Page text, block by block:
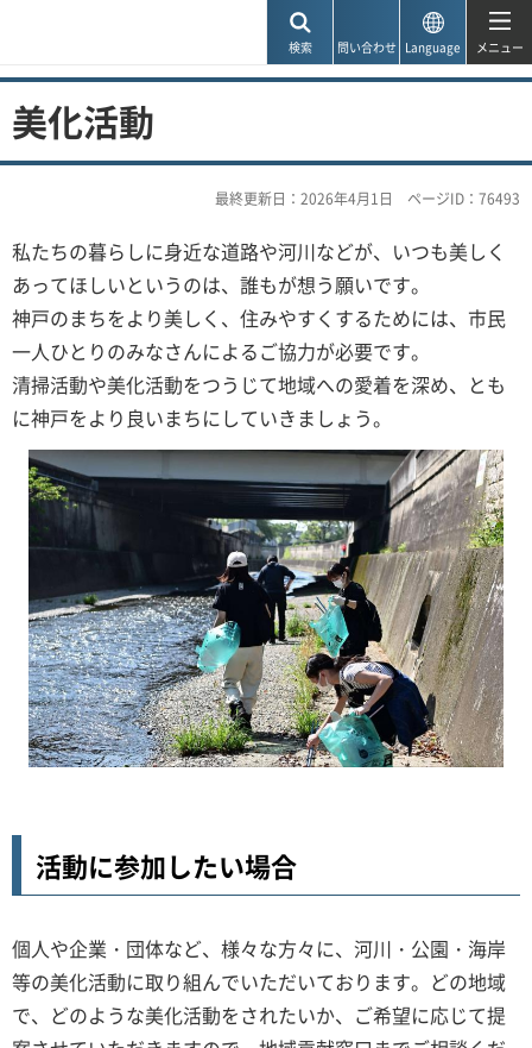
検索 問い合わせ Language メニュー
美化活動
最終更新日：2026年4月1日 ページID：76493
私たちの暮らしに身近な道路や河川などが、いつも美しく
あってほしいというのは、誰もが想う願いです。
神戸のまちをより美しく、住みやすくするためには、市民
一人ひとりのみなさんによるご協力が必要です。
清掃活動や美化活動をつうじて地域への愛着を深め、とも
に神戸をより良いまちにしていきましょう。
活動に参加したい場合
個人や企業・団体など、様々な方々に、河川・公園・海岸
等の美化活動に取り組んでいただいております。どの地域
で、どのような美化活動をされたいか、ご希望に応じて提